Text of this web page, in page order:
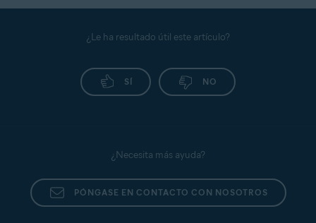
¿Le ha resultado útil este artículo?
SÍ NO
¿Necesita más ayuda?
PÓNGASE EN CONTACTO CON NOSOTROS